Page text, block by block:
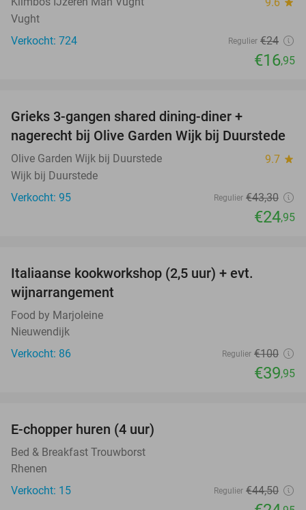
9.6
Vught
Verkocht: 724
Regulier €24
€16,95
Grieks 3-gangen shared dining-diner +
nagerecht bij Olive Garden Wijk bij Duurstede
Olive Garden Wijk bij Duurstede 9.7 star
Wijk bij Duurstede
Verkocht: 95
Regulier €43,30
€24,95
Italiaanse kookworkshop (2,5 uur) + evt.
wijnarrangement
Food by Marjoleine
Nieuwendijk
Verkocht: 86
Regulier €100
€39,95
E-chopper huren (4 uur)
Bed & Breakfast Trouwborst
Rhenen
Verkocht: 15
Regulier €44,50